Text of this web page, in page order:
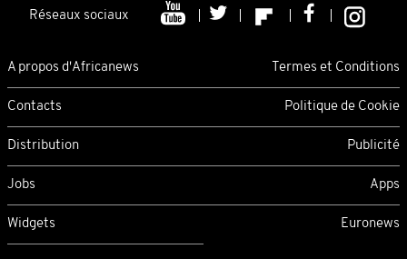
Réseaux sociaux
A propos d'Africanews Termes et Conditions
Contacts Politique de Cookie
Distribution Publicité
Jobs Apps
Widgets Euronews